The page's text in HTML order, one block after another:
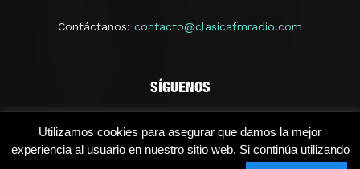
Contáctanos: contacto@clasicafmradio.com
SÍGUENOS
Utilizamos cookies para asegurar que damos la mejor
experiencia al usuario en nuestro sitio web. Si continúa utilizando